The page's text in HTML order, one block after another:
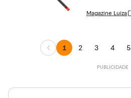
Magazine Luiza
1 2 3 4 5